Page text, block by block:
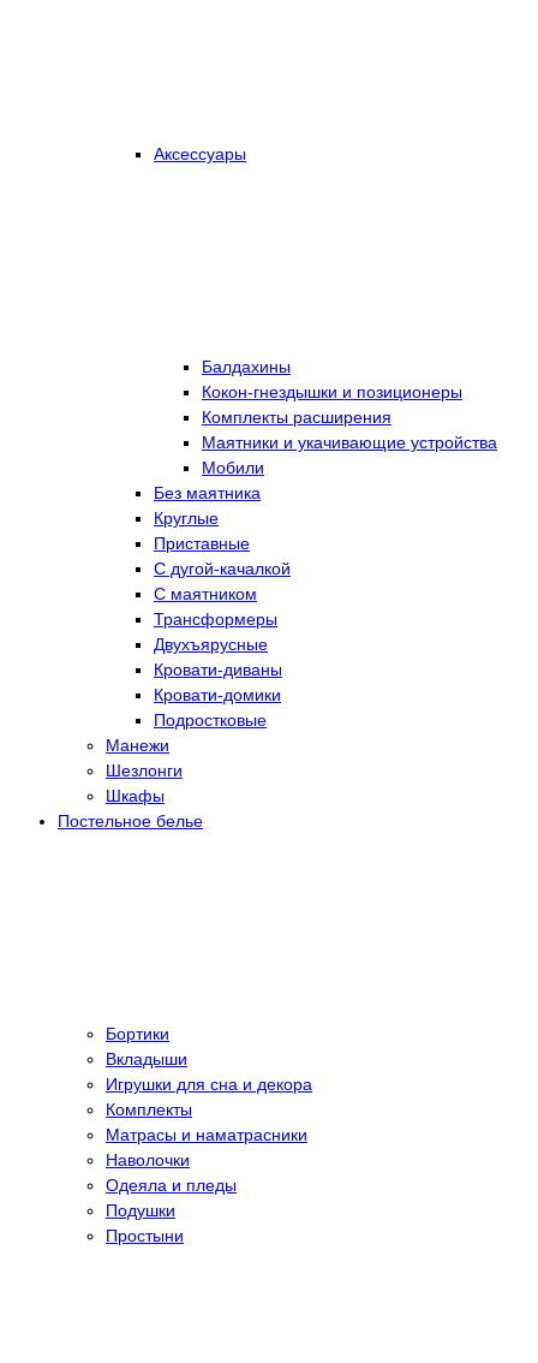
Аксессуары
Балдахины
Кокон-гнездышки и позиционеры
Комплекты расширения
Маятники и укачивающие устройства
Мобили
Без маятника
Круглые
Приставные
С дугой-качалкой
С маятником
Трансформеры
Двухъярусные
Кровати-диваны
Кровати-домики
Подростковые
Манежи
Шезлонги
Шкафы
Постельное белье
Бортики
Вкладыши
Игрушки для сна и декора
Комплекты
Матрасы и наматрасники
Наволочки
Одеяла и пледы
Подушки
Простыни